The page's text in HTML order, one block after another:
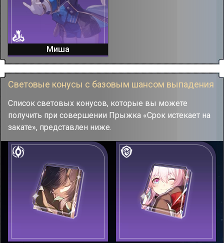
Миша
Световые конусы с базовым шансом выпадения
Список световых конусов, которые вы можете
получить при совершении Прыжка «Срок истекает на
закате», представлен ниже.